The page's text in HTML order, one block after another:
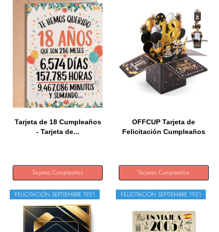
Tarjeta de 18 Cumpleaños
- Tarjeta de...
Tarjetas Cumpleaños
OFFCUP Tarjeta de
Felicitación Cumpleaños
Tarjetas Cumpleaños
FELICITACIÓN SEPTIEMBRE 1921 FELICITACIÓN SEPTIEMBRE 1921